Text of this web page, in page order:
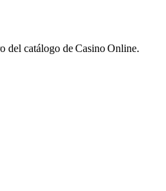
del catálogo de Casino Online.